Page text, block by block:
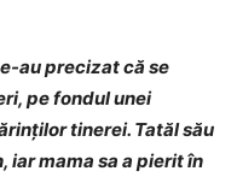
au precizat că se
pe fondul unei
tinerei. Tatăl său
iar mama sa a pierit în